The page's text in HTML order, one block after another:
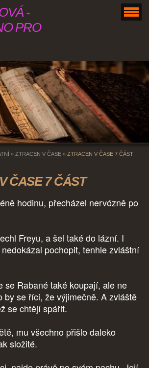
-
PRO
» ZTRACEN V ČASE » ZTRACEN V ČASE 7 ČÁST
ČASE 7 ČÁST
hodinu, přecházel nervózně po
Freyu, a šel také do lázní. I
pochopit, tenhle zvláštní
se Rabané také koupají, ale ne
by se říci, že výjimečně. A zvláště
se chtějí spářit.
mu všechno přišlo daleko
složité.